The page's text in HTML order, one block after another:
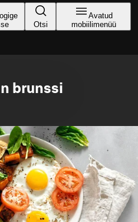
Otsi
Avatud
mobiilimenüü
brunssi